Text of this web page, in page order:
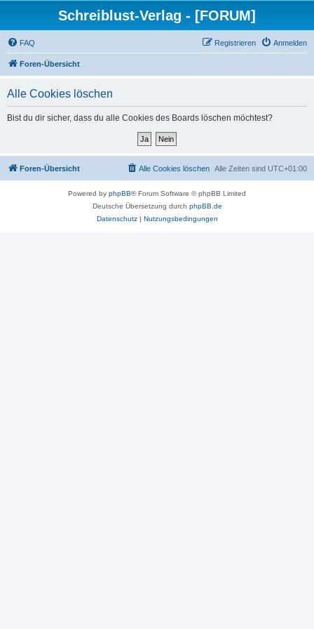
Schreiblust-Verlag - [FORUM]
FAQ Anmelden
Registrieren
Foren-Übersicht
Alle Cookies löschen
Bist du dir sicher, dass du alle Cookies des Boards löschen möchtest?
Foren-Übersicht Alle Zeiten sind UTC+01:00
Alle Cookies löschen
Powered by phpBB® Forum Software © phpBB Limited
Deutsche Übersetzung durch phpBB.de
Datenschutz| Nutzungsbedingungen